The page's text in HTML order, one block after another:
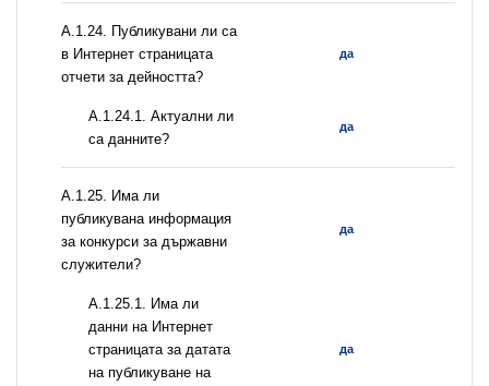
А.1.24. Публикувани ли са
в Интернет страницата
отчети за дейността?
да
A.1.24.1. Актуални ли
са данните?
да
А.1.25. Има ли
публикувана информация
за конкурси за държавни
служители?
да
A.1.25.1. Има ли
данни на Интернет
страницата за датата
на публикуване на
да